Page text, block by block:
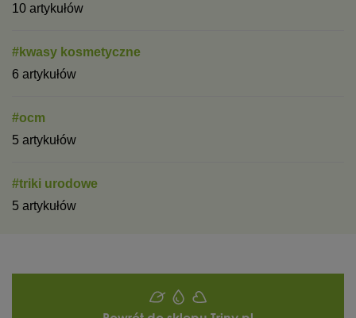
10 artykułów
#kwasy kosmetyczne
6 artykułów
#ocm
5 artykułów
#triki urodowe
5 artykułów